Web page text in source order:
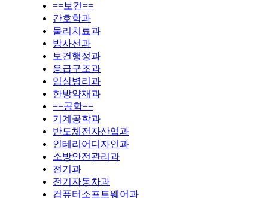
==보건==
간호학과
물리치료과
방사선과
보건행정과
응급구조과
임상병리과
한방약재과
==공학==
기계공학과
반도체전자산업과
인테리어디자인과
소방안전관리과
전기과
전기자동차과
컴퓨터소프트웨어과